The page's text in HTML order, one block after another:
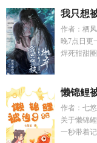
我只想
作者：栖
晚7点日更
焊死甜甜
懒锦鲤
作者：七
关于懒锦
一秒带着